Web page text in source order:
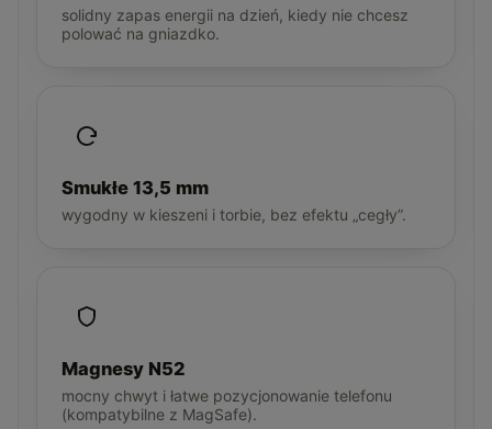
solidny zapas energii na dzień, kiedy nie chcesz
polować na gniazdko.
Smukłe 13,5 mm
wygodny w kieszeni i torbie, bez efektu „cegły”.
Magnesy N52
mocny chwyt i łatwe pozycjonowanie telefonu
(kompatybilne z MagSafe).